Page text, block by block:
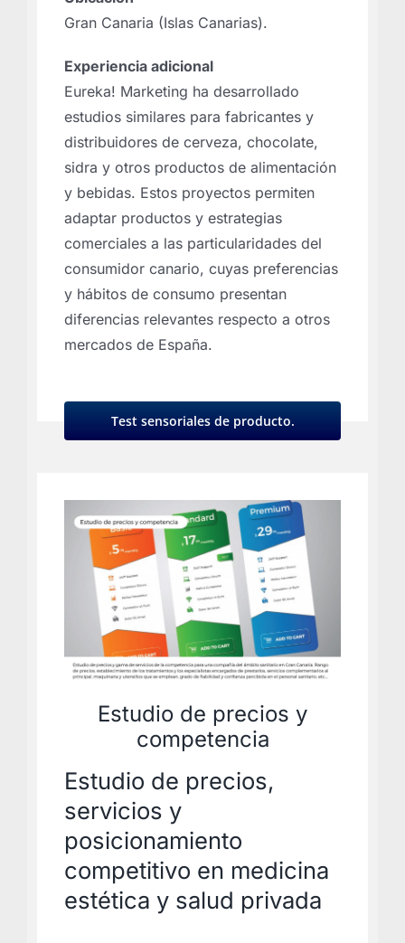
Gran Canaria (Islas Canarias).
Experiencia adicional
Eureka! Marketing ha desarrollado
estudios similares para fabricantes y
distribuidores de cerveza, chocolate,
sidra y otros productos de alimentación
y bebidas. Estos proyectos permiten
adaptar productos y estrategias
comerciales a las particularidades del
consumidor canario, cuyas preferencias
y hábitos de consumo presentan
diferencias relevantes respecto a otros
mercados de España.
Test sensoriales de producto.
Estudio de precios y
competencia
Estudio de precios,
servicios y
posicionamiento
competitivo en medicina
estética y salud privada